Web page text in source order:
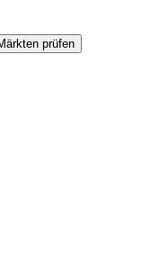
prüfen